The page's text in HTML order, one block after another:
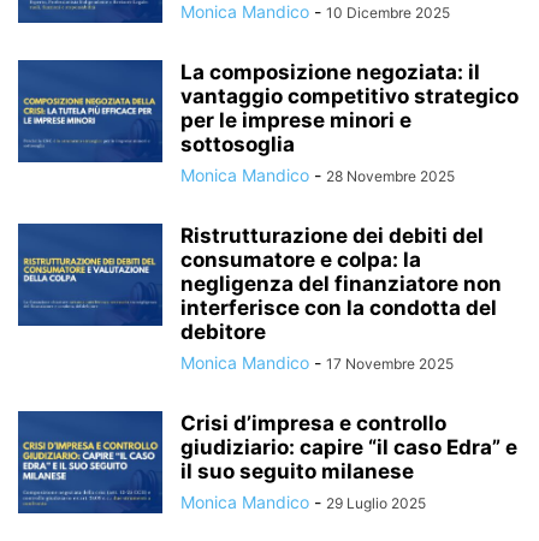
Monica Mandico - 10 Dicembre 2025
La composizione negoziata: il
vantaggio competitivo strategico
per le imprese minori e
sottosoglia
Monica Mandico - 28 Novembre 2025
Ristrutturazione dei debiti del
consumatore e colpa: la
negligenza del finanziatore non
interferisce con la condotta del
debitore
Monica Mandico - 17 Novembre 2025
Crisi d’impresa e controllo
giudiziario: capire “il caso Edra” e
il suo seguito milanese
Monica Mandico - 29 Luglio 2025